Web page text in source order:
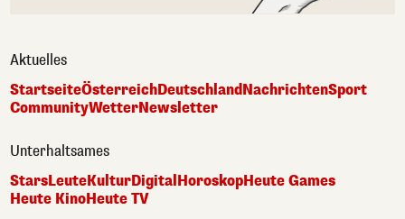
Aktuelles
StartseiteÖsterreichDeutschlandNachrichtenSport
CommunityWetterNewsletter
Unterhaltsames
StarsLeuteKulturDigitalHoroskopHeute Games
Heute KinoHeute TV